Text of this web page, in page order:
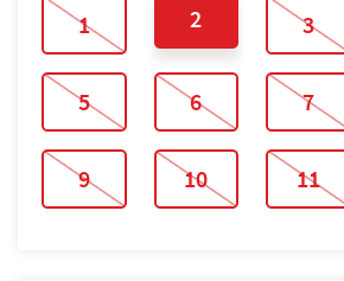
1 2 3
5 6 7
9 10 11